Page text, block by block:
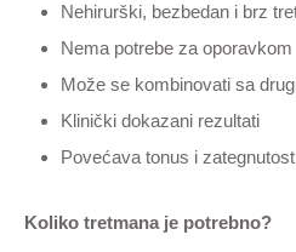
Nehirurški, bezbedan i brz
Nema potrebe za oporavkom
Može se kombinovati sa
Klinički dokazani rezultati
Povećava tonus i
Koliko tretmana je potrebno?